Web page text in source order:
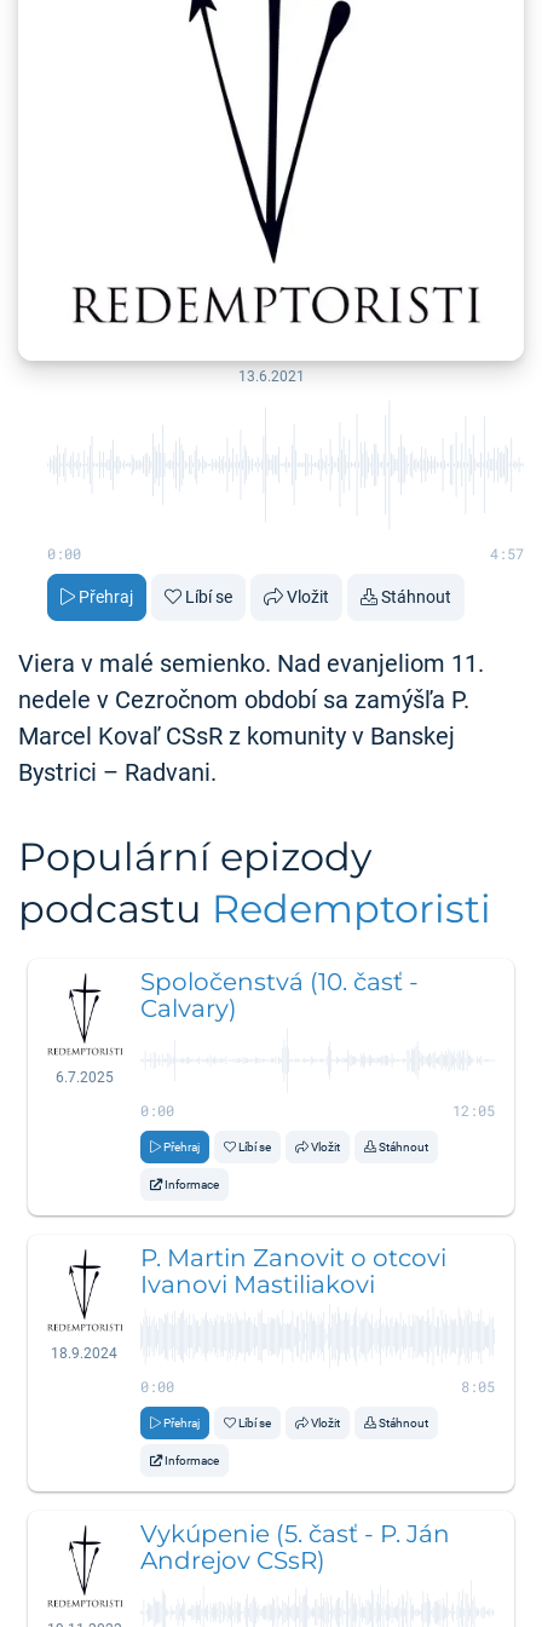
13.6.2021
0:00 4:57
Přehraj Líbí se Vložit Stáhnout
Viera v malé semienko. Nad evanjeliom 11.
nedele v Cezročnom období sa zamýšľa P.
Marcel Kovaľ CSsR z komunity v Banskej
Bystrici – Radvani.
Populární epizody
podcastu Redemptoristi
6.7.2025
Spoločenstvá (10. časť -
Calvary)
0:00 12:05
Přehraj Líbí se Vložit Stáhnout
Informace
18.9.2024
P. Martin Zanovit o otcovi
Ivanovi Mastiliakovi
0:00 8:05
Přehraj Líbí se Vložit Stáhnout
Informace
Vykúpenie (5. časť - P. Ján
Andrejov CSsR)